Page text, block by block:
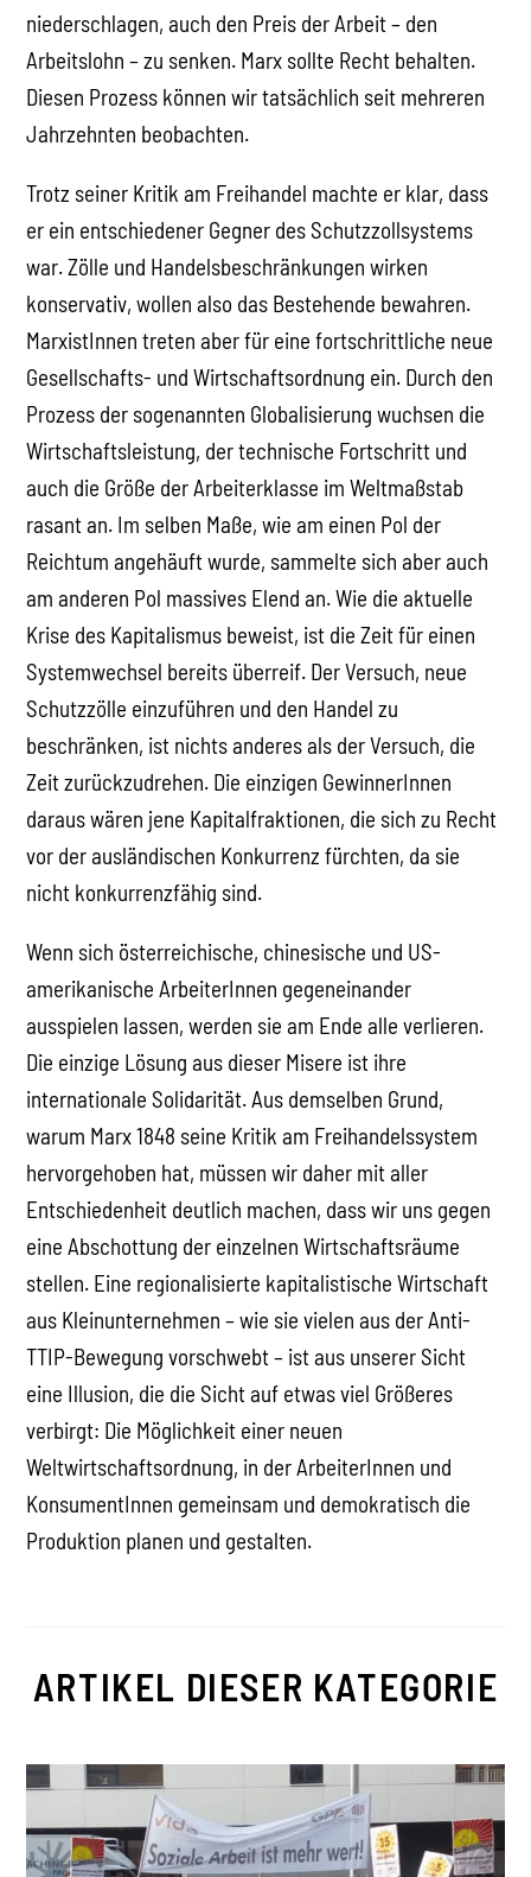
niederschlagen, auch den Preis der Arbeit – den
Arbeitslohn – zu senken. Marx sollte Recht behalten.
Diesen Prozess können wir tatsächlich seit mehreren
Jahrzehnten beobachten.
Trotz seiner Kritik am Freihandel machte er klar, dass
er ein entschiedener Gegner des Schutzzollsystems
war. Zölle und Handelsbeschränkungen wirken
konservativ, wollen also das Bestehende bewahren.
MarxistInnen treten aber für eine fortschrittliche neue
Gesellschafts- und Wirtschaftsordnung ein. Durch den
Prozess der sogenannten Globalisierung wuchsen die
Wirtschaftsleistung, der technische Fortschritt und
auch die Größe der Arbeiterklasse im Weltmaßstab
rasant an. Im selben Maße, wie am einen Pol der
Reichtum angehäuft wurde, sammelte sich aber auch
am anderen Pol massives Elend an. Wie die aktuelle
Krise des Kapitalismus beweist, ist die Zeit für einen
Systemwechsel bereits überreif. Der Versuch, neue
Schutzzölle einzuführen und den Handel zu
beschränken, ist nichts anderes als der Versuch, die
Zeit zurückzudrehen. Die einzigen GewinnerInnen
daraus wären jene Kapitalfraktionen, die sich zu Recht
vor der ausländischen Konkurrenz fürchten, da sie
nicht konkurrenzfähig sind.
Wenn sich österreichische, chinesische und US-
amerikanische ArbeiterInnen gegeneinander
ausspielen lassen, werden sie am Ende alle verlieren.
Die einzige Lösung aus dieser Misere ist ihre
internationale Solidarität. Aus demselben Grund,
warum Marx 1848 seine Kritik am Freihandelssystem
hervorgehoben hat, müssen wir daher mit aller
Entschiedenheit deutlich machen, dass wir uns gegen
eine Abschottung der einzelnen Wirtschaftsräume
stellen. Eine regionalisierte kapitalistische Wirtschaft
aus Kleinunternehmen – wie sie vielen aus der Anti-
TTIP-Bewegung vorschwebt – ist aus unserer Sicht
eine Illusion, die die Sicht auf etwas viel Größeres
verbirgt: Die Möglichkeit einer neuen
Weltwirtschaftsordnung, in der ArbeiterInnen und
KonsumentInnen gemeinsam und demokratisch die
Produktion planen und gestalten.
ARTIKEL DIESER KATEGORIE